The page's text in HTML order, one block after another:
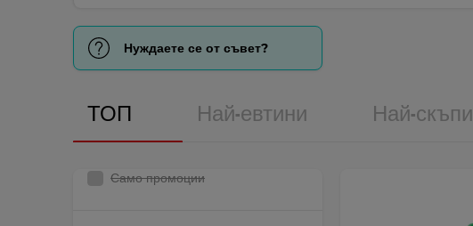
Нуждаете се от съвет?
ТОП Най-евтини Най-скъпи
Само промоции